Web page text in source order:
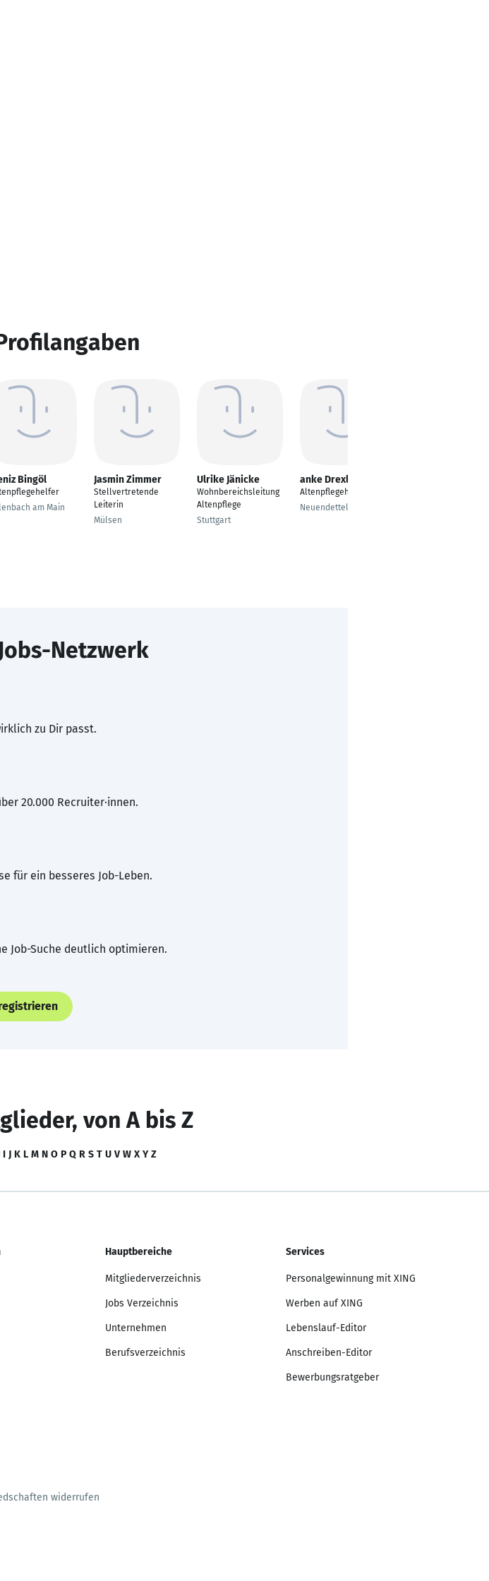
Bingöl
am Main
Jasmin Zimmer
Stellvertretende
Leiterin
Mülsen
Ulrike Jänicke
Wohnbereichsleitung
Altenpflege
Stuttgart
anke Drexler
Altenpflegehelfer
Neuendettelsau
Netzwerk
zu Dir passt.
20.000 Recruiter·innen.
für ein besseres Job-Leben.
Job-Suche deutlich optimieren.
von A bis Z
I J K L M N O P Q R S T U V W X Y Z
Hauptbereiche
Mitgliederverzeichnis
Jobs Verzeichnis
Unternehmen
Berufsverzeichnis
Services
Personalgewinnung mit XING
Werben auf XING
Lebenslauf-Editor
Anschreiben-Editor
Bewerbungsratgeber
widerrufen